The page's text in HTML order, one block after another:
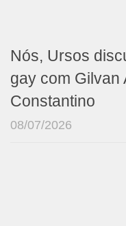
Nós, Ursos
gay com Gilvan
Constantino
08/07/2026